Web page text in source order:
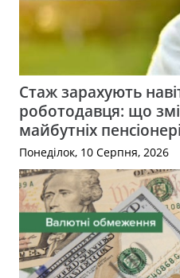
Стаж зарахують
роботодавця: що
майбутніх
Понеділок, 10 Серпня, 2026